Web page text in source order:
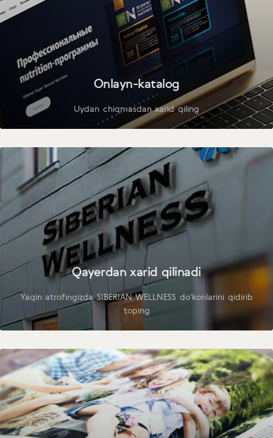
Onlayn-katalog
Uydan chiqmasdan xarid qiling
Qayerdan xarid qilinadi
Yaqin atrofingizda SIBERIAN WELLNESS do'konlarini qidirib
toping